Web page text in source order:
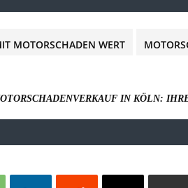
MOTORSCHADEN WERT
IN KÖLN: